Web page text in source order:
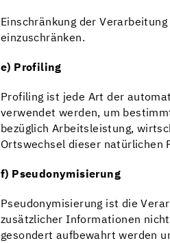
Einschränkung der
einzuschränken.
e) Profiling
Profiling ist jede Art der
verwendet werden, um
bezüglich Arbeitsleistung,
Ortswechsel dieser natürlichen
f) Pseudonymisierung
Pseudonymisierung ist die
zusätzlicher Informationen
gesondert aufbewahrt werden